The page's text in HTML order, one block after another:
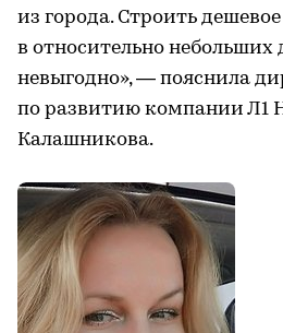
из города. Строить
в относительно небольших
невыгодно», — пояснила
по развитию компании Л1
Калашникова.